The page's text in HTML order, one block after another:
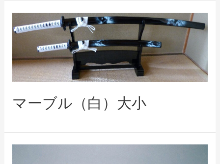
マーブル（白）大小